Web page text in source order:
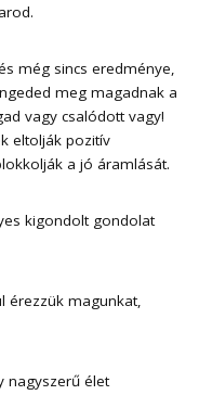
még sincs eredménye,
meg magadnak a
vagy csalódott vagy!
eltolják pozitív
a jó áramlását.
kigondolt gondolat
érezzük magunkat,
nagyszerű élet